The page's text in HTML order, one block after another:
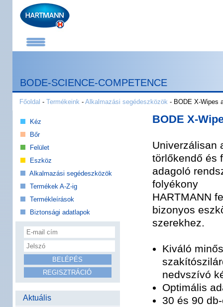
BODE-SCIENCE-COMPETENCE
Főoldal - Termékeink- Alkalmazási segédeszközök- BODE X-Wipes
Kéz
Bőr
Felület
Eszköz
Alkalmazási segédeszközök
Termékek A-Z-ig
Termékleírások
Biztonsági adatlapok
Aktuális
BODE X-
Univerzálisan
törlőkendő és
adagoló
folyékony
HARTMANN
bizonyos
szerekhez.
Kiváló
nedvszívó
Optimális
30 és 90